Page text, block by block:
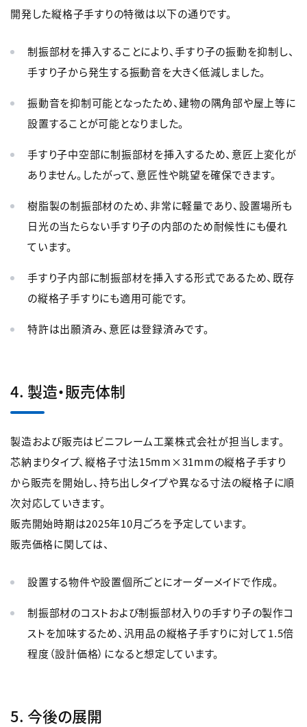
開発した縦格子手すりの特徴は以下の通りです。
制振部材を挿入することにより、手すり子の振動を抑制し、
手すり子から発生する振動音を大きく低減しました。
振動音を抑制可能となったため、建物の隅角部や屋上等に
設置することが可能となりました。
手すり子中空部に制振部材を挿入するため、意匠上変化が
ありません。したがって、意匠性や眺望を確保できます。
樹脂製の制振部材のため、非常に軽量であり、設置場所も
日光の当たらない手すり子の内部のため耐候性にも優れ
ています。
手すり子内部に制振部材を挿入する形式であるため、既存
の縦格子手すりにも適用可能です。
特許は出願済み、意匠は登録済みです。
4. 製造・販売体制
製造および販売はビニフレーム工業株式会社が担当します。
芯納まりタイプ、縦格子寸法15mm×31mmの縦格子手すり
から販売を開始し、持ち出しタイプや異なる寸法の縦格子に順
次対応していきます。
販売開始時期は2025年10月ごろを予定しています。
販売価格に関しては、
設置する物件や設置個所ごとにオーダーメイドで作成。
制振部材のコストおよび制振部材入りの手すり子の製作コ
ストを加味するため、汎用品の縦格子手すりに対して1.5倍
程度（設計価格）になると想定しています。
5. 今後の展開